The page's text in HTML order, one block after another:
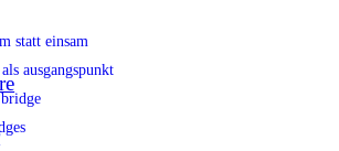
statt einsam
ausgangspunkt